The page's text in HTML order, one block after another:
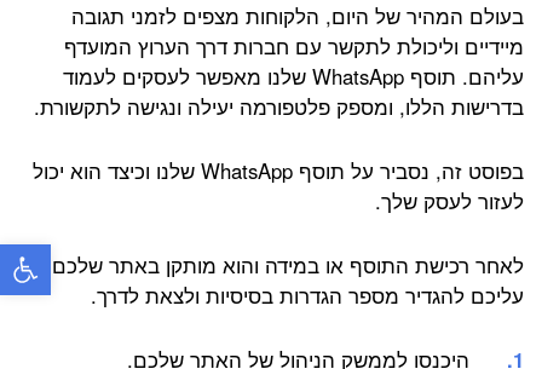
בעולם המהיר של היום, הלקוחות מצפים לזמני תגובה
מיידיים וליכולת לתקשר עם חברות דרך הערוץ המועדף
עליהם. תוסף WhatsApp שלנו מאפשר לעסקים לעמוד
בדרישות הללו, ומספק פלטפורמה יעילה ונגישה לתקשורת.
בפוסט זה, נסביר על תוסף WhatsApp שלנו וכיצד הוא יכול
לעזור לעסק שלך.
לאחר רכישת התוסף או במידה והוא מותקן באתר שלכם –
עליכם להגדיר מספר הגדרות בסיסיות ולצאת לדרך.
היכנסו לממשק הניהול של האתר שלכם.